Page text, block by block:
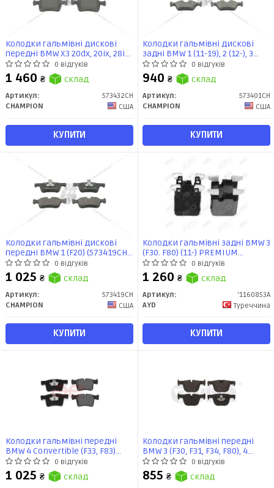
Колодки гальмівні дискові
передні BMW X3 20dx, 20ix, 28ix,
bis 10/2011/ X3 35ix (F25) (11-)
(573432CH) CHAMPION
0 відгуків
1 460 ₴ склад
Артикул:
573432CH
CHAMPION
США
КУПИТИ
Колодки гальмівні дискові
задні BMW 1 (11-19), 2 (12-), 3
(11-), 4 (13-) (573401CH)
CHAMPION
0 відгуків
940 ₴ склад
Артикул:
573401CH
CHAMPION
США
КУПИТИ
Колодки гальмівні дискові
передні BMW 1 (F20) (573419CH)
CHAMPION
0 відгуків
1 025 ₴ склад
Артикул:
573419CH
CHAMPION
США
КУПИТИ
Колодки гальмівні задні BMW 3
(F30. F80) (11-) PREMIUM
(1160853A) AYD0 відгуків
1 260 ₴ склад
Артикул:
'1160853A
AYD
Туреччина
КУПИТИ
Колодки гальмiвнi передні
BMW 4 Convertible (F33, F83)
(10/13-02/18) (71343AAP) APPLUS
0 відгуків
1 025 ₴ склад
Колодки гальмівні передні
BMW 3 (F30, F31, F34, F80), 4
(F32,F33, F36, F82, F83) (11-21)
(69731501) VIKA
0 відгуків
855 ₴ склад